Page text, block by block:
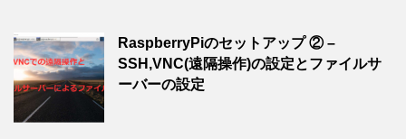
RaspberryPiのセットアップ ② –
SSH,VNC(遠隔操作)の設定とファイルサ
ーバーの設定